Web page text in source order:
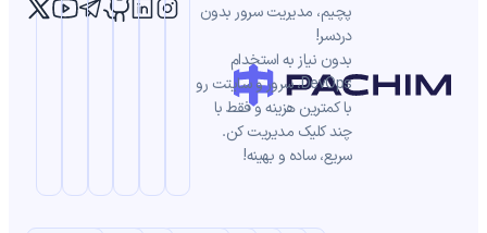
پچیم، مدیریت سرور بدون
دردسر!
بدون نیاز به استخدام
DevOps، سرور و سایتت رو
با کمترین هزینه و فقط با
چند کلیک مدیریت کن.
سریع، ساده و بهینه!